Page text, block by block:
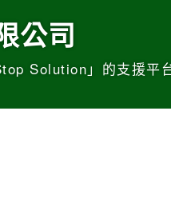
公司
Solution」的支援平